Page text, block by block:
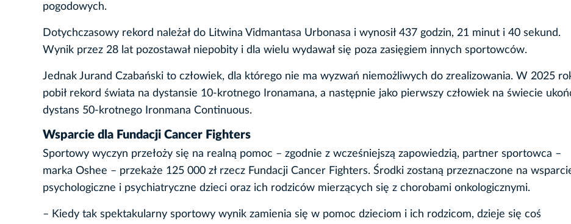
pogodowych.
Dotychczasowy rekord należał do Litwina Vidmantasa Urbonasa i wynosił 437 godzin, 21 minut i 40 sekund.
Wynik przez 28 lat pozostawał niepobity i dla wielu wydawał się poza zasięgiem innych sportowców.
Jednak Jurand Czabański to człowiek, dla którego nie ma wyzwań niemożliwych do zrealizowania. W 2025
pobił rekord świata na dystansie 10-krotnego Ironamana, a następnie jako pierwszy człowiek na świecie
dystans 50-krotnego Ironmana Continuous.
Wsparcie dla Fundacji Cancer Fighters
Sportowy wyczyn przełoży się na realną pomoc – zgodnie z wcześniejszą zapowiedzią, partner sportowca –
marka Oshee – przekaże 125 000 zł rzecz Fundacji Cancer Fighters. Środki zostaną przeznaczone na
psychologiczne i psychiatryczne dzieci oraz ich rodziców mierzących się z chorobami onkologicznymi.
– Kiedy tak spektakularny sportowy wynik zamienia się w pomoc dzieciom i ich rodzicom, dzieje się coś